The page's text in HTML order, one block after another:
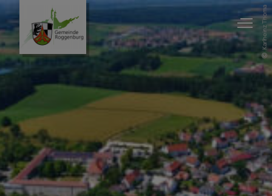
Karlheinz Thoma